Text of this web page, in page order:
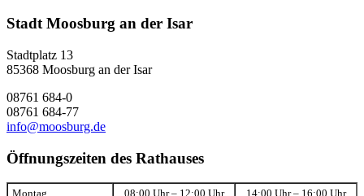
Stadt Moosburg an der Isar
Stadtplatz 13
85368 Moosburg an der Isar
08761 684-0
08761 684-77
info@moosburg.de
Öffnungszeiten des Rathauses